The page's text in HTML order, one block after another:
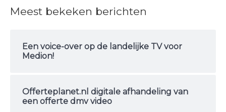
k
Meest bekeken berichten
Een voice-over op de landelijke TV voor
Medion!
Offerteplanet.nl digitale afhandeling van
een offerte dmv video